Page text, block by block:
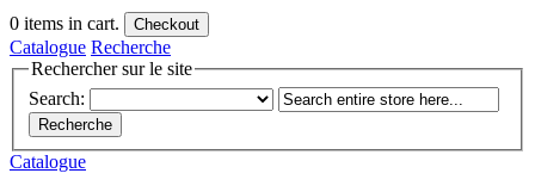
0 items in cart. Checkout
Catalogue Recherche
Rechercher sur le site
Search:
Recherche
Catalogue